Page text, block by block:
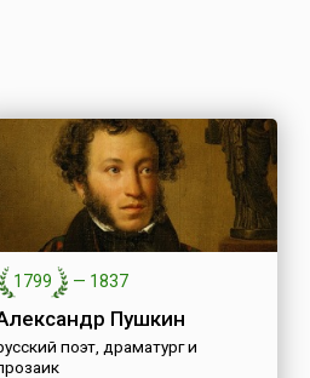
1799 — 1837
Пушкин
поэт, драматург и